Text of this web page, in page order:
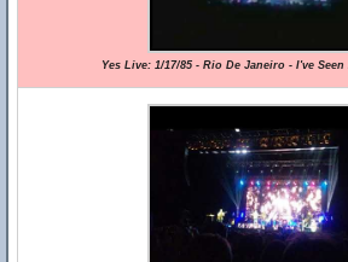
Yes Live: 1/17/85 - Rio De Janeiro - I've